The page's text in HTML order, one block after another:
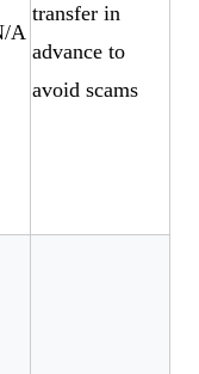
A
transfer in
advance to
avoid scams